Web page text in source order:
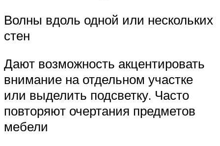
Волны вдоль одной или нескольких
стен
Дают возможность акцентировать
внимание на отдельном участке
или выделить подсветку. Часто
повторяют очертания предметов
мебели